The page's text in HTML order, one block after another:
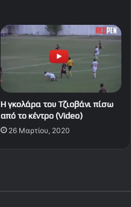
H γκολάρα του Τζιοβάνι πίσω
από το κέντρο (Video)
26 Μαρτίου, 2020